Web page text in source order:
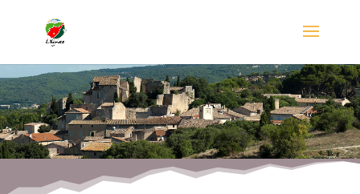
Démarches Administratives